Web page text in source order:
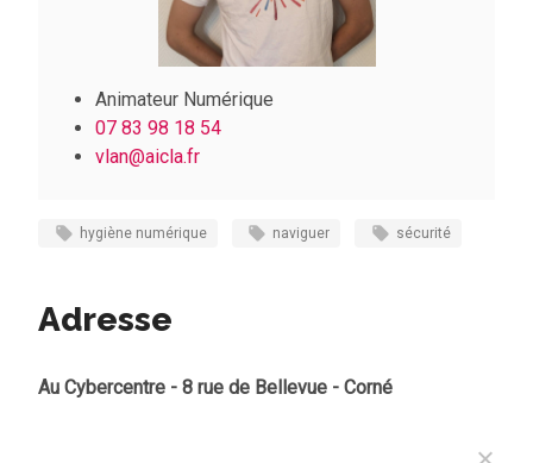
Animateur Numérique
07 83 98 18 54
vlan@aicla.fr
hygiène numérique naviguer sécurité
Adresse
Au Cybercentre - 8 rue de Bellevue - Corné